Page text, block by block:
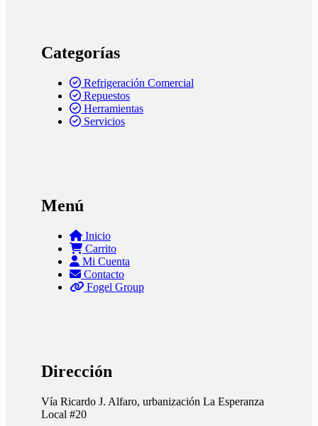
Categorías
Refrigeración Comercial
Repuestos
Herramientas
Servicios
Menú
Inicio
Carrito
Mi Cuenta
Contacto
Fogel Group
Dirección
Vía Ricardo J. Alfaro, urbanización La Esperanza
Local #20